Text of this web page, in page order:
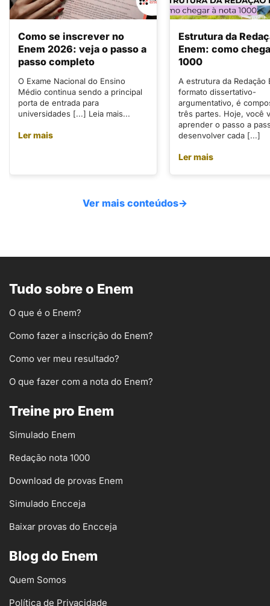
Como se inscrever no
Enem 2026: veja o passo a
passo completo
O Exame Nacional do Ensino
Médio continua sendo a principal
porta de entrada para
universidades [...] Leia mais...
Ler mais
Estrutura da
Enem: como
1000
A estrutura da Redação
formato dissertativo-
argumentativo, é
três partes. Hoje, você
aprender o passo a
desenvolver cada [...]
Ler mais
Ver mais conteúdos→
Tudo sobre o Enem
O que é o Enem?
Como fazer a inscrição do Enem?
Como ver meu resultado?
O que fazer com a nota do Enem?
Treine pro Enem
Simulado Enem
Redação nota 1000
Download de provas Enem
Simulado Encceja
Baixar provas do Encceja
Blog do Enem
Quem Somos
Política de Privacidade